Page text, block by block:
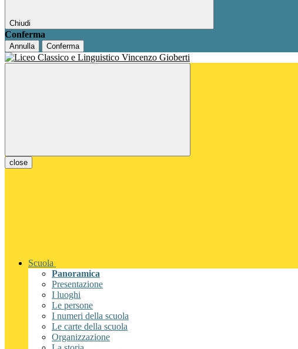
Chiudi
Conferma
Annulla Conferma
close
Scuola
Panoramica
Presentazione
I luoghi
Le persone
I numeri della scuola
Le carte della scuola
Organizzazione